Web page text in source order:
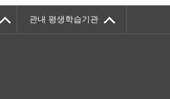
관내 평생학습기관